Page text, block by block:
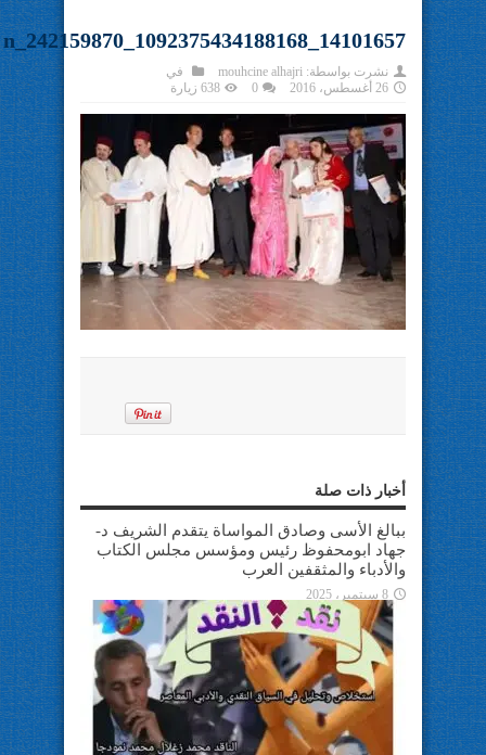
14101657_1092375434188168_242159870_n
نشرت بواسطة: mouhcine alhajri
في
26 أغسطس، 2016
0 638 زيارة
أخبار ذات صلة
ببالغ الأسى وصادق المواساة يتقدم الشريف د-
جهاد ابومحفوظ رئيس ومؤسس مجلس الكتاب
والأدباء والمثقفين العرب
8 سبتمبر، 2025